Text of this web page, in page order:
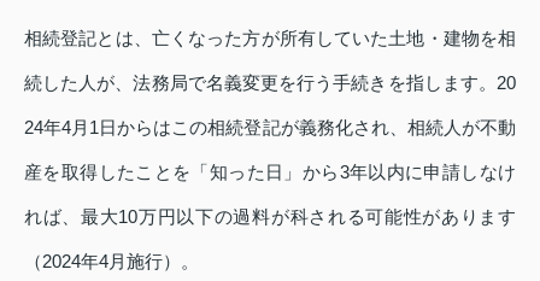
相続登記とは、亡くなった方が所有していた土地・建物を相
続した人が、法務局で名義変更を行う手続きを指します。20
24年4月1日からはこの相続登記が義務化され、相続人が不動
産を取得したことを「知った日」から3年以内に申請しなけ
れば、最大10万円以下の過料が科される可能性があります
（2024年4月施行）。